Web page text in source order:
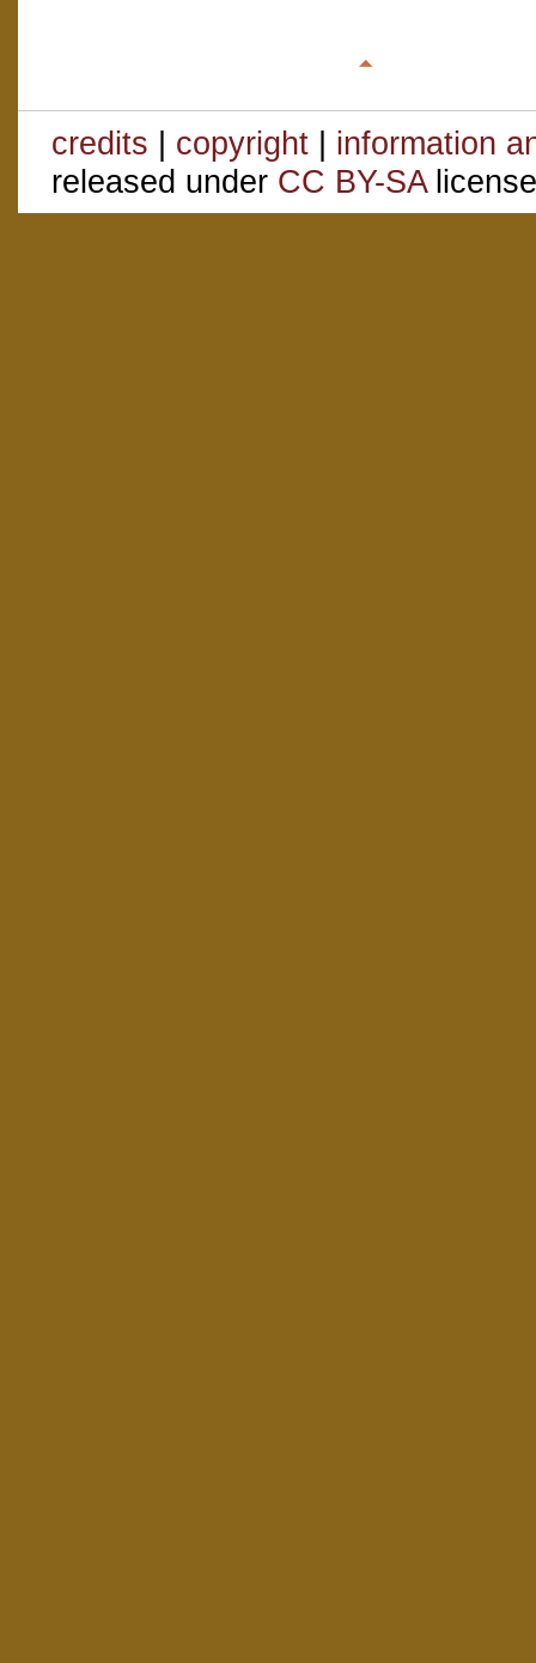
credits | copyright | information
released under CC BY-SA